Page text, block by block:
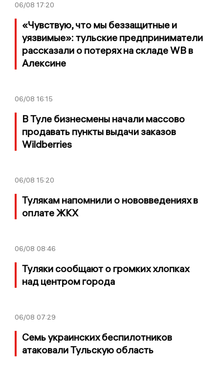
06/08 17:20
«Чувствую, что мы беззащитные и
уязвимые»: тульские предприниматели
рассказали о потерях на складе WB в
Алексине
06/08 16:15
В Туле бизнесмены начали массово
продавать пункты выдачи заказов
Wildberries
06/08 15:20
Тулякам напомнили о нововведениях в
оплате ЖКХ
06/08 08:46
Туляки сообщают о громких хлопках
над центром города
06/08 07:29
Семь украинских беспилотников
атаковали Тульскую область